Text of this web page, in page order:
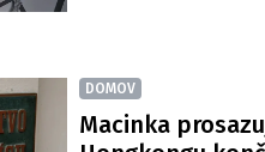
DOMOV
Macinka